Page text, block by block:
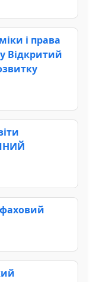
і права
Відкритий